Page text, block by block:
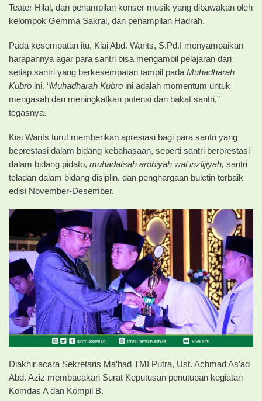
Teater Hilal, dan penampilan konser musik yang dibawakan oleh
kelompok Gemma Sakral, dan penampilan Hadrah.
Pada kesempatan itu, Kiai Abd. Warits, S.Pd.I menyampaikan
harapannya agar para santri bisa mengambil pelajaran dari
setiap santri yang berkesempatan tampil pada Muhadharah
Kubro ini. “Muhadharah Kubro ini adalah momentum untuk
mengasah dan meningkatkan potensi dan bakat santri,”
tegasnya.
Kiai Warits turut memberikan apresiasi bagi para santri yang
beprestasi dalam bidang kebahasaan, seperti santri berprestasi
dalam bidang pidato, muhadatsah arobiyah wal inzlijiyah, santri
teladan dalam bidang disiplin, dan penghargaan buletin terbaik
edisi November-Desember.
Diakhir acara Sekretaris Ma’had TMI Putra, Ust. Achmad As’ad
Abd. Aziz membacakan Surat Keputusan penutupan kegiatan
Komdas A dan Kompil B.